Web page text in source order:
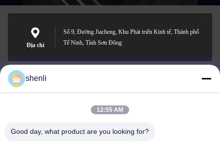
Địa chỉ
Số 9, Đường Jiacheng, Khu Phát triển Kinh tế, Thành phố
Tế Ninh, Tỉnh Sơn Đông
shenli@shenlirigging.com
shenli
12:55 AM
Good day, what product are you looking for?